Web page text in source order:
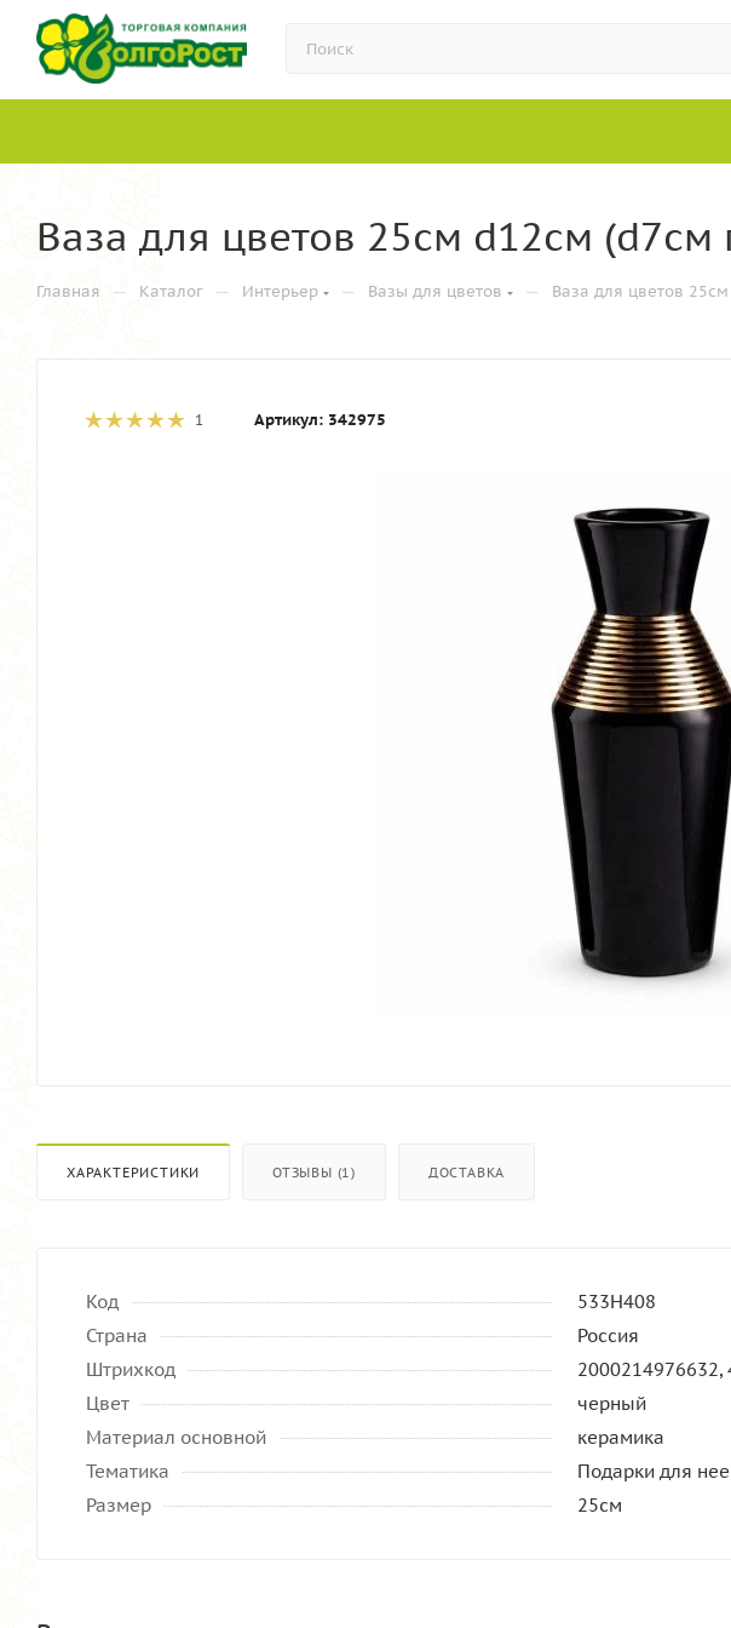
Ваза для цветов 25см d12см
Главная — Каталог — Интерьер — Вазы для цветов — Ваза для цветов
1 Артикул: 342975
ХАРАКТЕРИСТИКИ ОТЗЫВЫ (1) ДОСТАВКА
Код
533Н408
Страна
Россия
Штрихкод
2000214976632,
Цвет
черный
Материал основной
керамика
Тематика
Подарки для нее
Размер
25см